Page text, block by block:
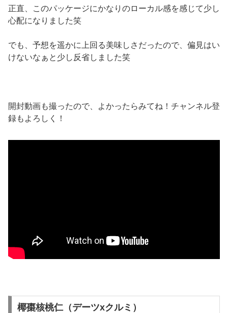
正直、このパッケージにかなりのローカル感を感じて少し
心配になりました笑
でも、予想を遥かに上回る美味しさだったので、偏見はい
けないなぁと少し反省しました笑
開封動画も撮ったので、よかったらみてね！チャンネル登
録もよろしく！
椰棗核桃仁（デーツxクルミ）